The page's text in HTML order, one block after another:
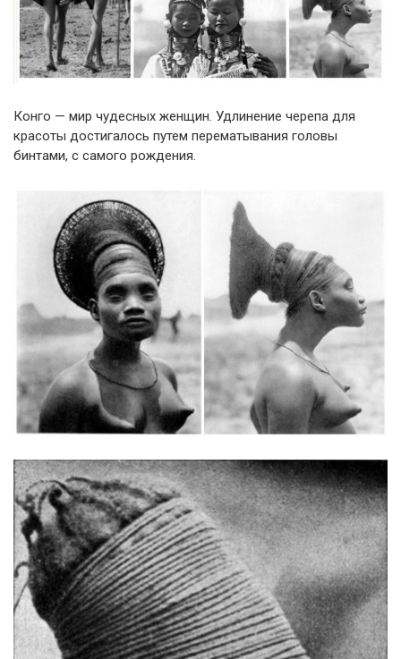
Конго — мир чудесных женщин. Удлинение черепа для
красоты достигалось путем перематывания головы
бинтами, с самого рождения.